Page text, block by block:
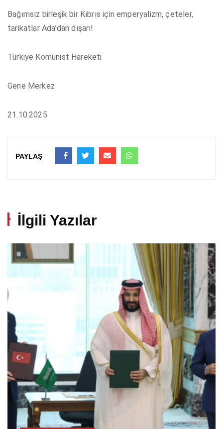
Bağımsız birleşik bir Kıbrıs için emperyalizm, çeteler,
tarikatlar Ada’dan dışarı!
Türkiye Komünist Hareketi
Gene Merkez
21.10.2025
PAYLAŞ
İlgili Yazılar